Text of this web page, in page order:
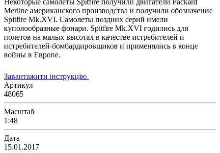
Merline американского производства и получили обозначение
Spitfire Mk.XVI. Самолеты поздних серий имели
куполообразные фонари. Spitfire Mk.XVI годились для
полетов на малых высотах в качестве истребителей и
истребителей-бомбардировщиков и применялись в конце
войны в Европе.
Завантажити інструкцію
Артикул
48065
Масштаб
1:48
Дата
15.01.2017